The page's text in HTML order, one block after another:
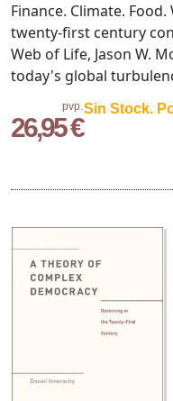
pvp.
26,95 €
Sin Stock.
Finance. Climate.
twenty-first century
Web of Life, Jason W.
today's global